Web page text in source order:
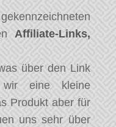
gekennzeichneten
Affiliate-Links,
über den Link
wir eine kleine
Produkt aber für
uns sehr über